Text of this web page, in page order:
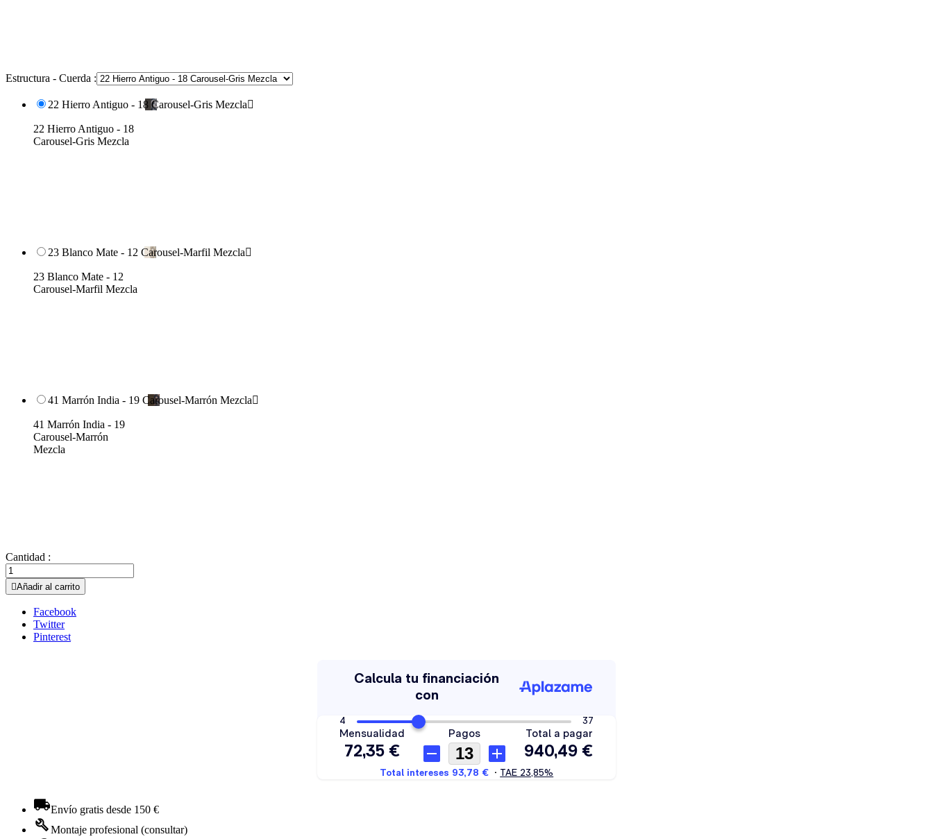
Estructura - Cuerda :
22 Hierro Antiguo - 18 Carousel-Gris Mezcla
22 Hierro Antiguo - 18
Carousel-Gris Mezcla
23 Blanco Mate - 12 Carousel-Marfil Mezcla
23 Blanco Mate - 12
Carousel-Marfil Mezcla
41 Marrón India - 19 Carousel-Marrón Mezcla
41 Marrón India - 19
Carousel-Marrón
Mezcla
Cantidad :
Añadir al carrito
Facebook
Twitter
Pinterest
Envío gratis desde 150 €
Montaje profesional (consultar)